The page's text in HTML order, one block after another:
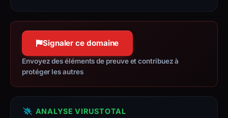
apparent
target
Infrastructure
details
have
since
Signaler ce domaine
Envoyez des éléments de preuve et contribuez à
protéger les autres
ANALYSE VIRUSTOTAL